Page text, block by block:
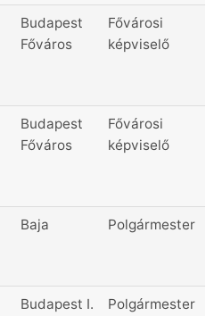
Budapest
Főváros
Fővárosi
képviselő
Budapest
Főváros
Fővárosi
képviselő
Baja Polgármester
Budapest I.
Polgármester